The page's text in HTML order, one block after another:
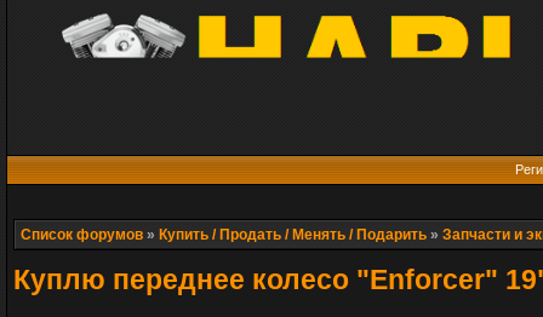
Список форумов » Купить / Продать / Менять / Подарить » Запчасти и
Куплю переднее колесо "Enforcer"